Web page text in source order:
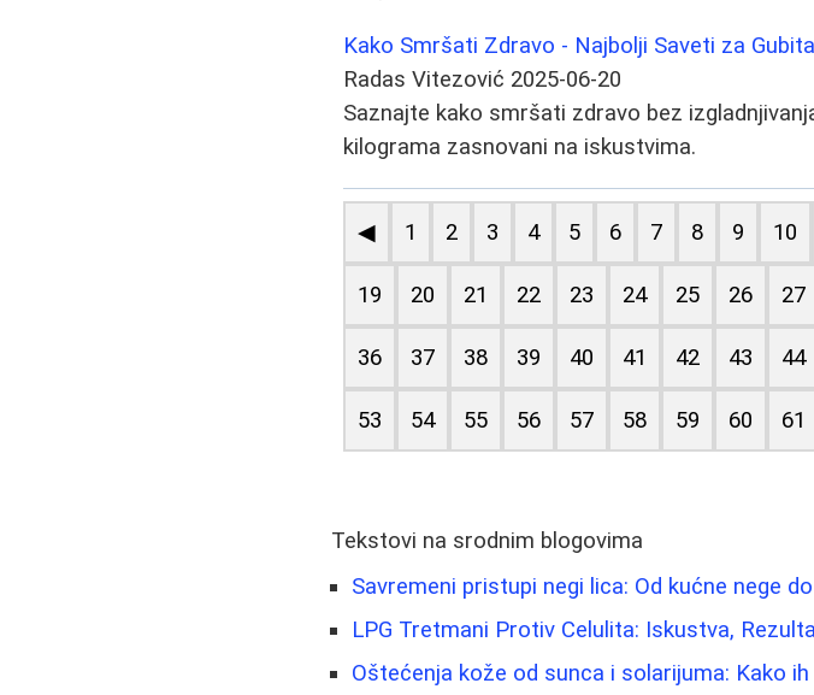
Kako Smršati Zdravo - Najbolji Saveti za
Radas Vitezović 2025-06-20
Saznajte kako smršati zdravo bez
kilograma zasnovani na iskustvima.
◀ 1 2 3 4 5 6 7 8 9 10
19 20 21 22 23 24 25 26 27
36 37 38 39 40 41 42 43 44
53 54 55 56 57 58 59 60 61
Tekstovi na srodnim blogovima
Savremeni pristupi negi lica: Od kućne nege
LPG Tretmani Protiv Celulita: Iskustva,
Oštećenja kože od sunca i solarijuma: Kako